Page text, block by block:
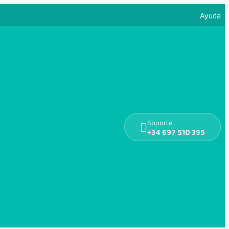
Ayuda
Soporte
+34 697 510 395